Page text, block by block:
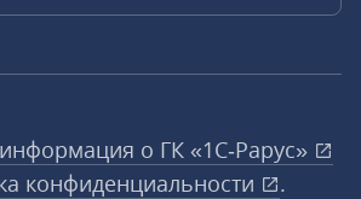
о ГК «1С‑Рарус»
конфиденциальности
.